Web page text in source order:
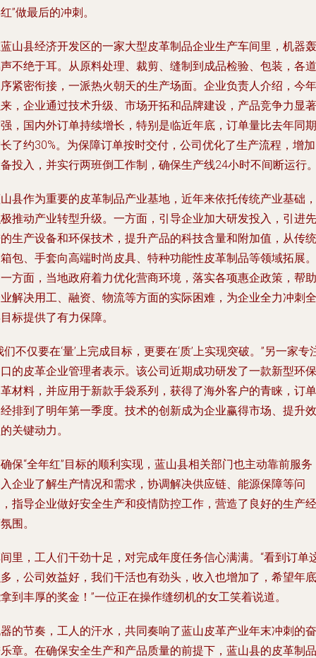
”做最后的冲刺。
山县经济开发区的一家大型皮革制品企业生产车间里，机器轰
不绝于耳。从原料处理、裁剪、缝制到成品检验、包装，各道
紧密衔接，一派热火朝天的生产场面。企业负责人介绍，今年
，企业通过技术升级、市场开拓和品牌建设，产品竞争力显著
，国内外订单持续增长，特别是临近年底，订单量比去年同期
了约30%。为保障订单按时交付，公司优化了生产流程，增
投入，并实行两班倒工作制，确保生产线24小时不间断运行
县作为重要的皮革制品产业基地，近年来依托传统产业基础，
推动产业转型升级。一方面，引导企业加大研发投入，引进先
生产设备和环保技术，提升产品的科技含量和附加值，从传统
包、手套向高端时尚皮具、特种功能性皮革制品等领域拓展。
方面，当地政府着力优化营商环境，落实各项惠企政策，帮助
解决用工、融资、物流等方面的实际困难，为企业全力冲刺全
标提供了有力保障。
们不仅要在‘量’上完成目标，更要在‘质’上实现突破。”另一家专
的皮革企业管理者表示。该公司近期成功研发了一款新型环保
材料，并应用于新款手袋系列，获得了海外客户的青睐，订单
排到了明年第一季度。技术的创新成为企业赢得市场、提升效
关键动力。
保“全年红”目标的顺利实现，蓝山县相关部门也主动靠前服务
企业了解生产情况和需求，协调解决供应链、能源保障等问
指导企业做好安全生产和疫情防控工作，营造了良好的生产经
围。
里，工人们干劲十足，对完成年度任务信心满满。“看到订单
，公司效益好，我们干活也有劲头，收入也增加了，希望年底
到丰厚的奖金！”一位正在操作缝纫机的女工笑着说道。
的节奏，工人的汗水，共同奏响了蓝山皮革产业年末冲刺的奋
章。在确保安全生产和产品质量的前提下，蓝山县的皮革制品